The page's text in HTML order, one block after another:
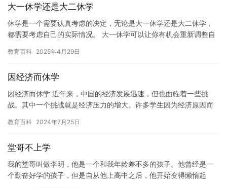
大一休学还是大二休学
休学是一个需要认真考虑的决定，无论是大一休学还是大二休学，
都需要考虑自己的实际情况。 大一休学可以让你有机会重新调整自
可以…
教育百科 2025年4月29日
因经济而休学
因经济而休学 近年来，中国的经济发展迅速，但也面临着一些挑
战。其中一个挑战就是经济压力的增大。许多学生因为经济原因而
休学…
教育百科 2024年7月25日
堂哥不上学
我的堂哥叫做李明，他是一个和我年龄差不多的孩子。他曾经是一
个勤奋好学的孩子，但是自从他上高中之后，他开始变得懒惰起